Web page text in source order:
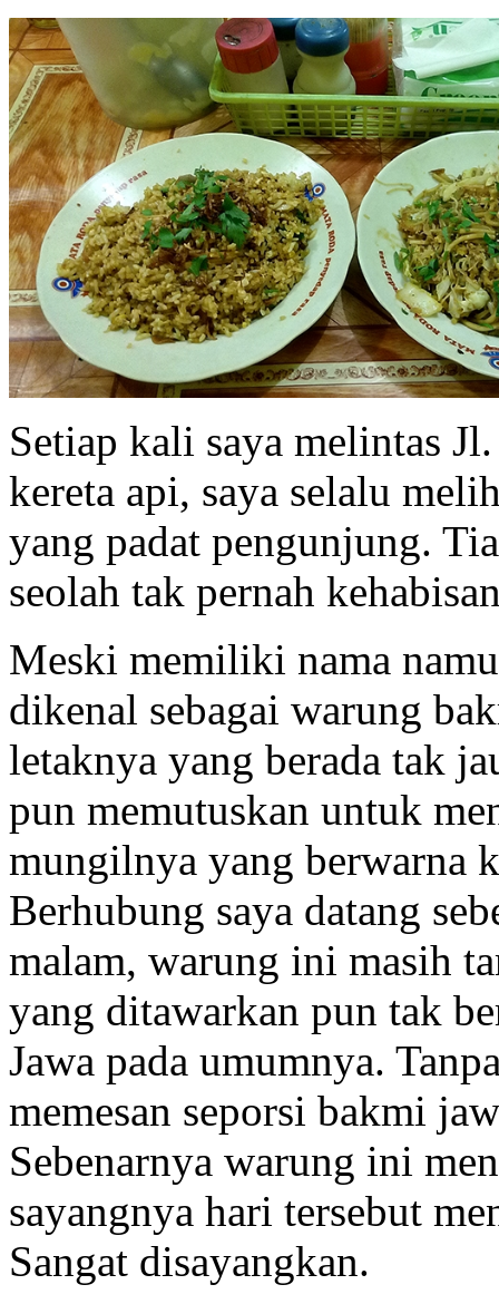
Setiap kali saya melintas
kereta api, saya selalu
yang padat pengunjung.
seolah tak pernah
Meski memiliki nama
dikenal sebagai warung
letaknya yang berada tak
pun memutuskan untuk
mungilnya yang berwarna
Berhubung saya datang
malam, warung ini masih
yang ditawarkan pun tak
Jawa pada umumnya.
memesan seporsi bakmi
Sebenarnya warung ini
sayangnya hari tersebut
Sangat disayangkan.